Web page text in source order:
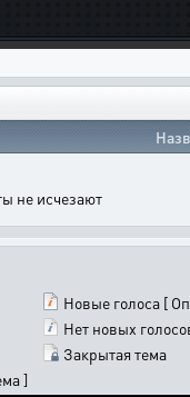
не исчезают
Новые голоса [
Нет новых
Закрытая тема
]